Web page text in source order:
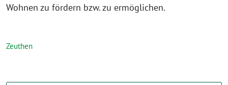
Wohnen zu fördern bzw. zu ermöglichen.
Zeuthen